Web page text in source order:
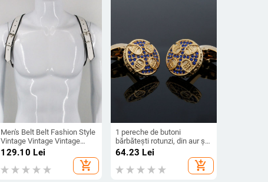
Men's Belt Belt Fashion Style
Vintage Vintage Vintage
Vintage Vintage Vintage
Vintage Vintage Vintage
Vintage Vintage Vintage
Vintage Vintage Vintage
129.10 Lei
add_shopping_cart
1 pereche de butoni
bărbătești rotunzi, din aur și
cupru, de înaltă calitate, în
stoc, en-gros, retro, de lux,
cu incrustații de zirconiu
albastru, de lux, încrustați
64.23 Lei
add_shopping_cart